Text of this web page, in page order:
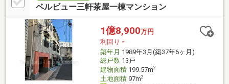
ベルビュー三軒茶屋一棟マンション
1億8,900万円
利回り -
築年月 1989年3月(築37年6ヶ月)
総戸数13戸
建物面積199.57m2
土地面積97m2